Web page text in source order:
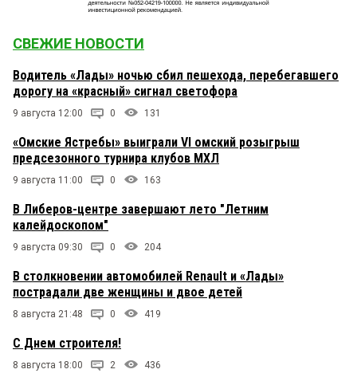
СВЕЖИЕ НОВОСТИ
Водитель «Лады» ночью сбил пешехода, перебегавшего
дорогу на «красный» сигнал светофора
9 августа 12:00 0 131
«Омские Ястребы» выиграли VI омский розыгрыш
предсезонного турнира клубов МХЛ
9 августа 11:00 0 163
В Либеров-центре завершают лето "Летним
калейдоскопом"
9 августа 09:30 0 204
В столкновении автомобилей Renault и «Лады»
пострадали две женщины и двое детей
8 августа 21:48 0 419
С Днем строителя!
8 августа 18:00 2 436